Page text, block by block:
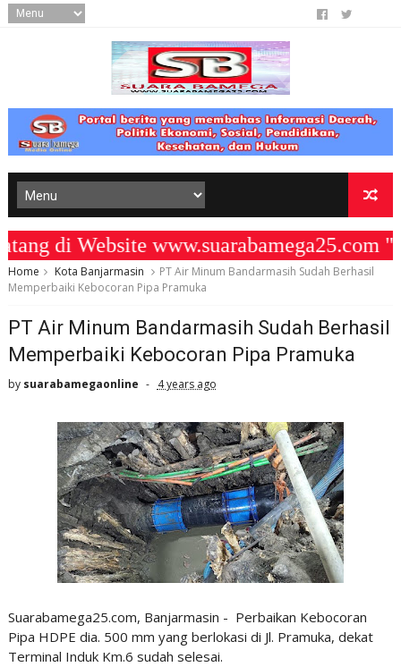
di Website www.suarabamega25.com "
Home Kota Banjarmasin
PT Air Minum Bandarmasih Sudah Berhasil
Memperbaiki Kebocoran Pipa Pramuka
PT Air Minum Bandarmasih Sudah Berhasil
Memperbaiki Kebocoran Pipa Pramuka
by suarabamegaonline 4 years ago
Suarabamega25.com, Banjarmasin - Perbaikan Kebocoran
Pipa HDPE dia. 500 mm yang berlokasi di Jl. Pramuka, dekat
Terminal Induk Km.6 sudah selesai.